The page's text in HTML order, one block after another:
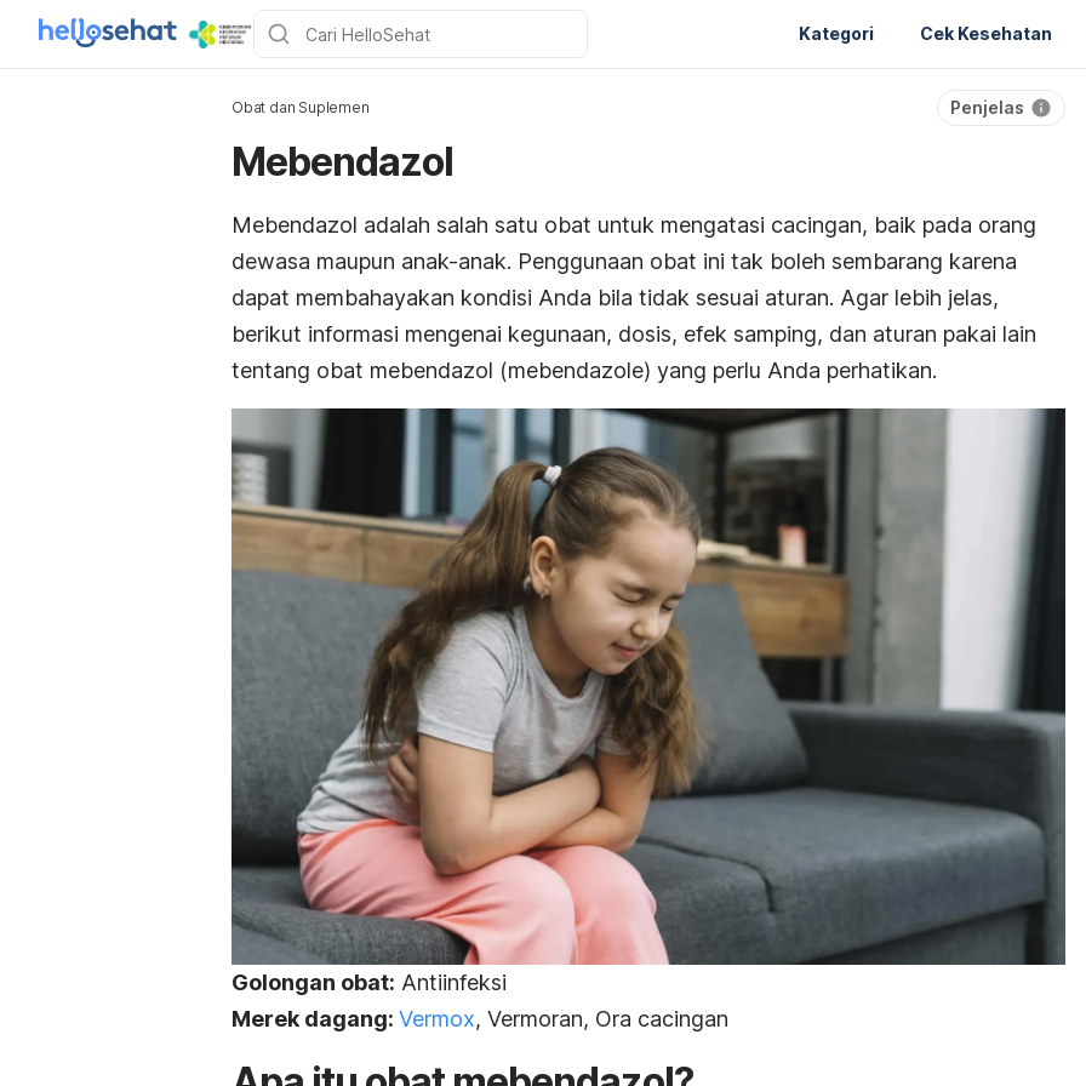
Kategori Cek Kesehatan
Obat dan Suplemen Penjelas
Mebendazol
Mebendazol adalah salah satu obat untuk mengatasi cacingan, baik pada orang
dewasa maupun anak-anak. Penggunaan obat ini tak boleh sembarang karena
dapat membahayakan kondisi Anda bila tidak sesuai aturan. Agar lebih jelas,
berikut informasi mengenai kegunaan, dosis, efek samping, dan aturan pakai lain
tentang obat mebendazol (mebendazole) yang perlu Anda perhatikan.
Golongan obat: Antiinfeksi
Merek dagang: Vermox, Vermoran, Ora cacingan